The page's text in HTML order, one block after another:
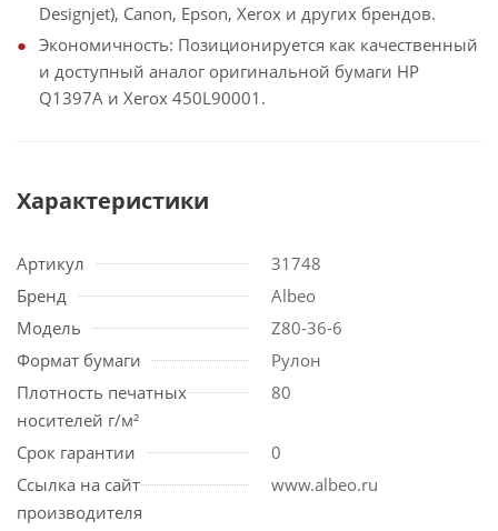
Designjet), Canon, Epson, Xerox и других брендов.
Экономичность: Позиционируется как качественный
и доступный аналог оригинальной бумаги HP
Q1397A и Xerox 450L90001.
Характеристики
Артикул
31748
Бренд
Albeo
Модель
Z80-36-6
Формат бумаги
Рулон
Плотность печатных
носителей г/м²
80
Срок гарантии
0
Ссылка на сайт
производителя
www.albeo.ru